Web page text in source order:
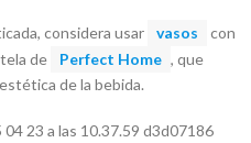
considera usar vasos
con
de Perfect Home , que
de la bebida.